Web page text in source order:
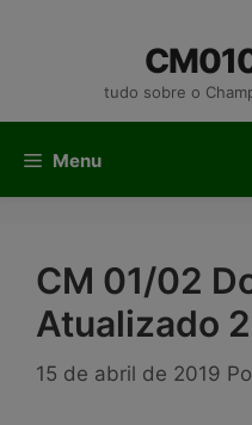
tudo sobre o
Menu
CM 01/02
Atualizado
15 de abril de 2019